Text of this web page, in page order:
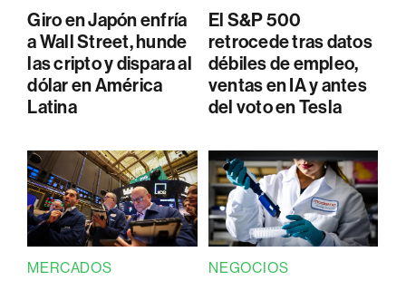
Giro en Japón enfría
a Wall Street, hunde
las cripto y dispara al
dólar en América
Latina
El S&P 500
retrocede tras datos
débiles de empleo,
ventas en IA y antes
del voto en Tesla
MERCADOS NEGOCIOS